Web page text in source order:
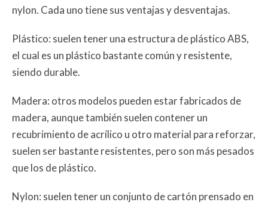
nylon. Cada uno tiene sus ventajas y desventajas.
Plástico: suelen tener una estructura de plástico ABS,
el cual es un plástico bastante común y resistente,
siendo durable.
Madera: otros modelos pueden estar fabricados de
madera, aunque también suelen contener un
recubrimiento de acrílico u otro material para reforzar,
suelen ser bastante resistentes, pero son más pesados
que los de plástico.
Nylon: suelen tener un conjunto de cartón prensado en